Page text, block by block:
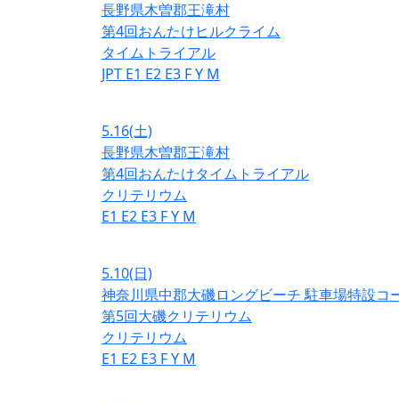
長野県木曽郡王滝村
第4回おんたけヒルクライム
タイムトライアル
JPT E1 E2 E3 FY M
5.16(土)
長野県木曽郡王滝村
第4回おんたけタイムトライアル
クリテリウム
E1 E2 E3 FY M
5.10(日)
神奈川県中郡大磯ロングビーチ 駐車場特設コ
第5回大磯クリテリウム
クリテリウム
E1 E2 E3 FY M